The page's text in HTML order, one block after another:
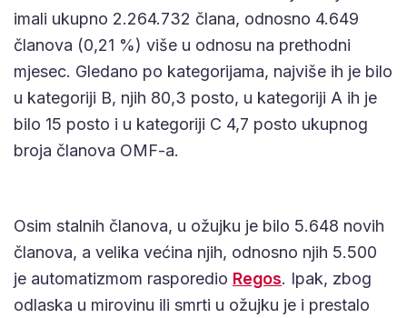
imali ukupno 2.264.732 člana, odnosno 4.649
članova (0,21 %) više u odnosu na prethodni
mjesec. Gledano po kategorijama, najviše ih je bilo
u kategoriji B, njih 80,3 posto, u kategoriji A ih je
bilo 15 posto i u kategoriji C 4,7 posto ukupnog
broja članova OMF-a.
Osim stalnih članova, u ožujku je bilo 5.648 novih
članova, a velika većina njih, odnosno njih 5.500
je automatizmom rasporedio Regos. Ipak, zbog
odlaska u mirovinu ili smrti u ožujku je i prestalo